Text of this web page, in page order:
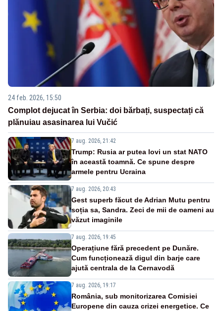
24 feb. 2026, 15:50
Complot dejucat în Serbia: doi bărbați, suspectați că
plănuiau asasinarea lui Vučić
7 aug. 2026, 21:42
Trump: Rusia ar putea lovi un stat NATO
în această toamnă. Ce spune despre
armele pentru Ucraina
7 aug. 2026, 20:43
Gest superb făcut de Adrian Mutu pentru
soția sa, Sandra. Zeci de mii de oameni au
văzut imaginile
7 aug. 2026, 19:45
Operațiune fără precedent pe Dunăre.
Cum funcționează digul din barje care
ajută centrala de la Cernavodă
7 aug. 2026, 19:17
România, sub monitorizarea Comisiei
Europene din cauza crizei energetice. Ce